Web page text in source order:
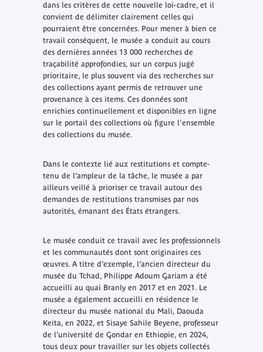
dans les critères de cette nouvelle loi-cadre, et il
convient de délimiter clairement celles qui
pourraient être concernées. Pour mener à bien ce
travail conséquent, le musée a conduit au cours
des dernières années 13 000 recherches de
traçabilité approfondies, sur un corpus jugé
prioritaire, le plus souvent via des recherches sur
des collections ayant permis de retrouver une
provenance à ces items. Ces données sont
enrichies continuellement et disponibles en ligne
sur le portail des collections où figure l'ensemble
des collections du musée.
Dans le contexte lié aux restitutions et compte-
tenu de l’ampleur de la tâche, le musée a par
ailleurs veillé à prioriser ce travail autour des
demandes de restitutions transmises par nos
autorités, émanant des États étrangers.
Le musée conduit ce travail avec les professionnels
et les communautés dont sont originaires ces
œuvres. A titre d’exemple, l’ancien directeur du
musée du Tchad, Philippe Adoum Gariam a été
accueilli au quai Branly en 2017 et en 2021. Le
musée a également accueilli en résidence le
directeur du musée national du Mali, Daouda
Keita, en 2022, et Sisaye Sahile Beyene, professeur
de l’université de Gondar en Ethiopie, en 2024,
tous deux pour travailler sur les objets collectés